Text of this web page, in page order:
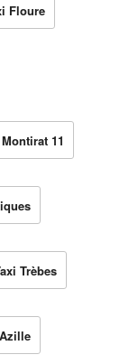
Floure
11
Trèbes